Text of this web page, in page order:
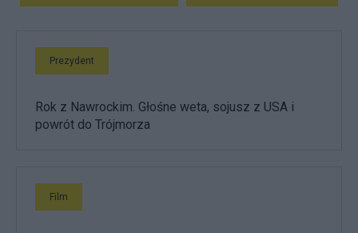
Prezydent
Rok z Nawrockim. Głośne weta, sojusz z USA i
powrót do Trójmorza
Film